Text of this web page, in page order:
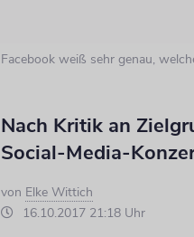
Facebook weiß sehr genau,
Nach Kritik an
Social-Media-
von Elke Wittich
16.10.2017 21:18 Uhr